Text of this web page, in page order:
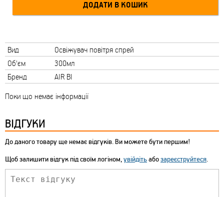
Вид
Освіжувач повітря спрей
Об'єм
300мл
Бренд
AIR BI
Поки що немає інформації
ВІДГУКИ
До даного товару ще немає відгуків. Ви можете бути першим!
Щоб залишити відгук під своїм логіном,увійдітьабозареєструйтеся.